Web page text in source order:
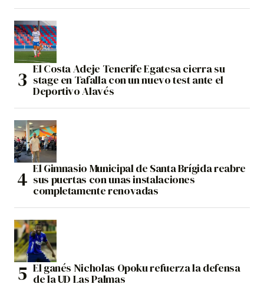
El Costa Adeje Tenerife Egatesa cierra su
stage en Tafalla con un nuevo test ante el
Deportivo Alavés
El Gimnasio Municipal de Santa Brígida reabre
sus puertas con unas instalaciones
completamente renovadas
El ganés Nicholas Opoku refuerza la defensa
de la UD Las Palmas